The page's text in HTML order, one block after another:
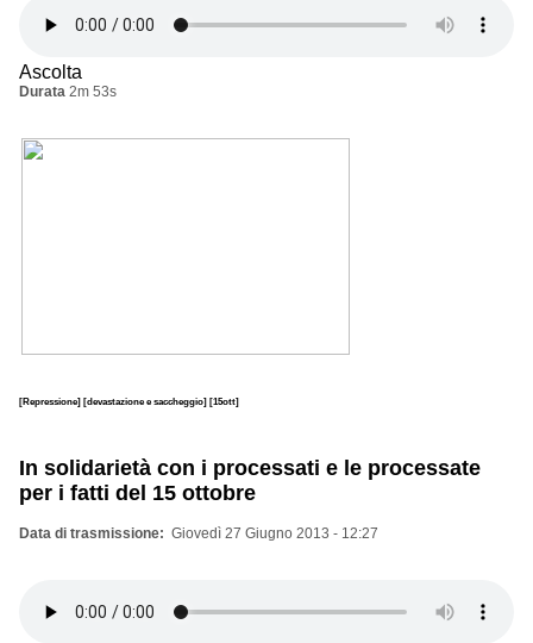
Ascolta
Durata 2m 53s
[Repressione] [devastazione e saccheggio] [15ott]
In solidarietà con i processati e le processate
per i fatti del 15 ottobre
Data di trasmissione Giovedì 27 Giugno 2013 - 12:27